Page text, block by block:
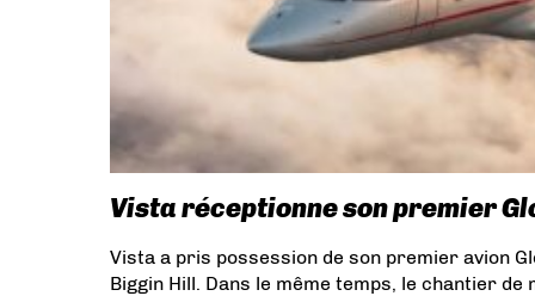
Passport 20 CJ1
EIS
GFC 600 GTN
DASSAULT
Oyonnair
Falcon
900LX
Aerolíneas Ejecutivas
CJ4 Gen3
BEECHCRAFT
G650
G800 Eve Air Mobility
Recaro
BYA-1
Challenger 300
HONDA
HondaJet 2600
HondaJet
Echelon
Jetcruzer Zero Avia
G650ER
FLEXJET
Phenom 300E
Praetor 500
Vista réceptionne son premier
Vista a pris possession de son premier avion
Biggin Hill. Dans le même temps, le chantier